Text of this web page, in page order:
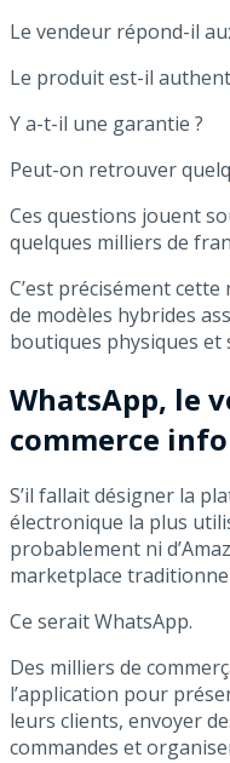
Le vendeur répond-il
Le produit est-il
Y a-t-il une garantie ?
Peut-on retrouver
Ces questions jouent
quelques milliers de
C’est précisément
de modèles hybrides
boutiques physiques et
WhatsApp, le
commerce
S’il fallait désigner la
électronique la plus
probablement ni
marketplace
Ce serait WhatsApp.
Des milliers de
l’application pour
leurs clients, envoyer
commandes et